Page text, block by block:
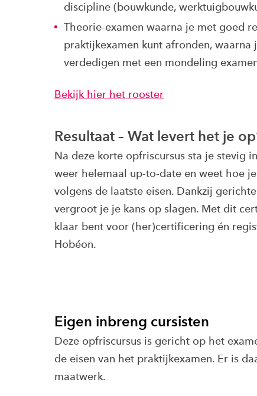
discipline (bouwkunde,
Theorie-examen waarna je met goed
praktijkexamen kunt afronden,
verdedigen met een mondeling
Bekijk hier het rooster
Resultaat – Wat levert het je
Na deze korte opfriscursus sta je stevig
weer helemaal up-to-date en weet hoe
volgens de laatste eisen. Dankzij
vergroot je je kans op slagen. Met dit
klaar bent voor (her)certificering én
Hobéon.
Eigen inbreng cursisten
Deze opfriscursus is gericht op het
de eisen van het praktijkexamen. Er is
maatwerk.